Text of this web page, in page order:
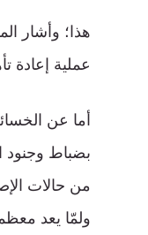
هذا؛ وأشار
عملية
أما عن
ولمّا يعد